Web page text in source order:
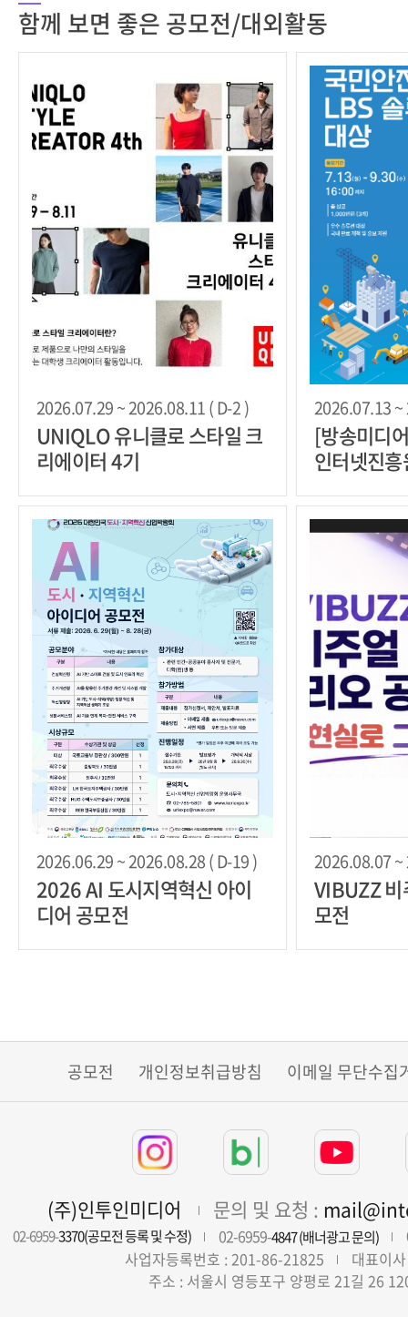
함께 보면 좋은 공모전/대외활동
2026.07.29 ~ 2026.08.11 ( D-2 )
UNIQLO 유니클로 스타일 크
리에이터 4기
2026.07.13 ~
[방송미디
인터넷진
2026.06.29 ~ 2026.08.28 ( D-19 )
2026 AI 도시지역혁신 아이
디어 공모전
2026.08.07 ~
VIBUZZ 비
모전
공모전 개인정보취급방침 이메일 무단수집
(주)인투인미디어 문의 및 요청 :
02-6959-3370(공모전 등록 및 수정) 02-6959-4847 (배너광고 문의)
사업자등록번호 : 201-86-21825
대표이
주소 : 서울시 영등포구 양평로 21길 26